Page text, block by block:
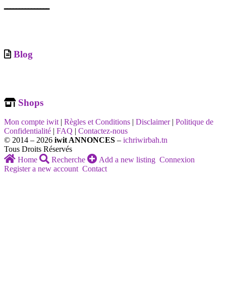
ـــــــــــــــ
Blog
Shops
Mon compte iwit | Règles et Conditions | Disclaimer | Politique de
Confidentialité | FAQ | Contactez-nous
© 2014 – 2026 iwit ANNONCES – ichriwirbah.tn
Tous Droits Réservés
Home
Recherche Add a new listing Connexion
Register a new account Contact